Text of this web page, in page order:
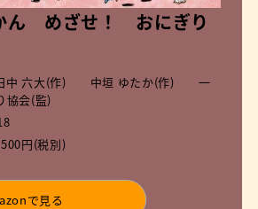
ん めざせ！ おにぎり
中 六大(作) 中垣 ゆたか(作) 一
協会(監)
円(税別)
で見る